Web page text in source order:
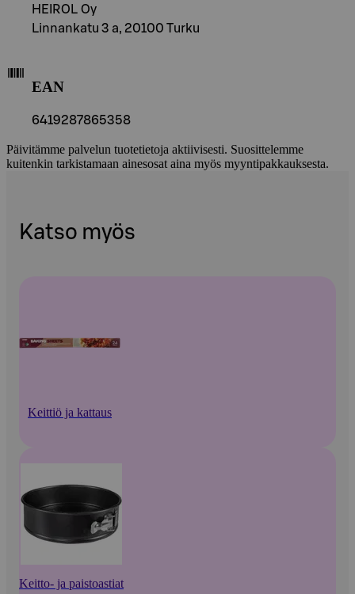
HEIROL Oy
Linnankatu 3 a, 20100 Turku
EAN
6419287865358
Päivitämme palvelun tuotetietoja aktiivisesti. Suosittelemme
kuitenkin tarkistamaan ainesosat aina myös myyntipakkauksesta.
Katso myös
Keittiö ja kattaus
Keitto- ja paistoastiat